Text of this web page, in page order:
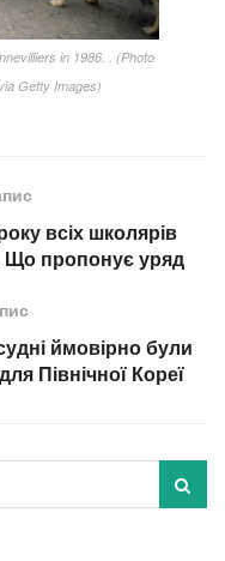
in 1986. . (Photo
Getty Images)
всіх школярів
Що пропонує уряд
ймовірно були
Північної Кореї